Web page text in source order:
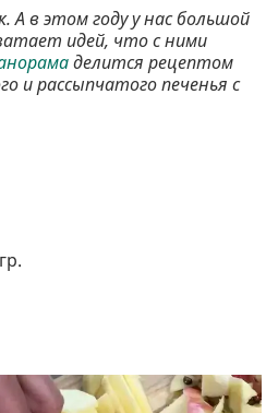
А в этом году у нас большой
идей, что с ними
делится рецептом
и рассыпчатого печенья с